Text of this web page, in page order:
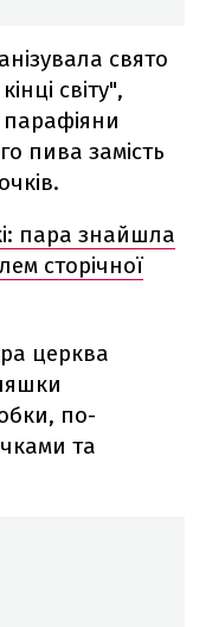
свято
світу",
парафіяни
пива замість
пара знайшла
сторічної
церква
по-
та